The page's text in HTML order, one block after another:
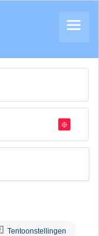
Tentoonstellingen